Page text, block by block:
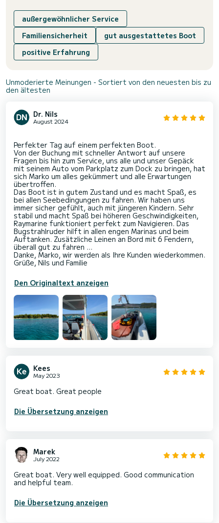
außergewöhnlicher Service
Familiensicherheit
gut ausgestattetes Boot
positive Erfahrung
Unmoderierte Meinungen - Sortiert von den neuesten bis zu
den ältesten
Dr. Nils
August 2024
Perfekter Tag auf einem perfekten Boot.
Von der Buchung mit schneller Antwort auf unsere
Fragen bis hin zum Service, uns alle und unser Gepäck
mit seinem Auto vom Parkplatz zum Dock zu bringen, hat
sich Marko um alles gekümmert und alle Erwartungen
übertroffen.
Das Boot ist in gutem Zustand und es macht Spaß, es
bei allen Seebedingungen zu fahren. Wir haben uns
immer sicher gefühlt, auch mit jüngeren Kindern. Sehr
stabil und macht Spaß bei höheren Geschwindigkeiten,
Raymarine funktioniert perfekt zum Navigieren. Das
Bugstrahlruder hilft in allen engen Marinas und beim
Auftanken. Zusätzliche Leinen an Bord mit 6 Fendern,
überall gut zu fahren ...
Danke, Marko, wir werden als Ihre Kunden wiederkommen.
Den Originaltext anzeigen
Kees
May 2023
Great boat. Great people
Die Übersetzung anzeigen
Marek
July 2022
Great boat. Very well equipped. Good communication
and helpful team.
Die Übersetzung anzeigen